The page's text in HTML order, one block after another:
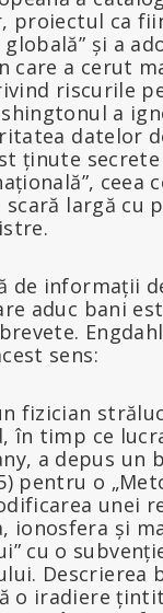
proiectul ca
și a
care a cerut
riscurile
a
datelor
ținute
ceea
scară largă cu
de informații
aduc bani
sens:
fizician
în timp ce
a depus un
pentru o
unei
ionosfera și
cu o
Descrierea
o iradiere